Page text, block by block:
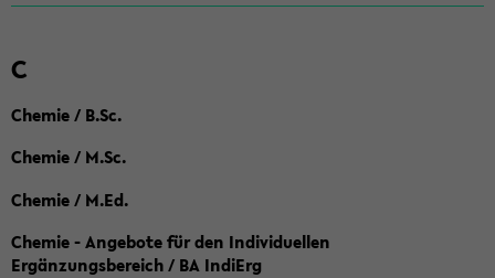
C
Chemie / B.Sc.
Chemie / M.Sc.
Chemie / M.Ed.
Chemie - Angebote für den Individuellen
Ergänzungsbereich / BA IndiErg